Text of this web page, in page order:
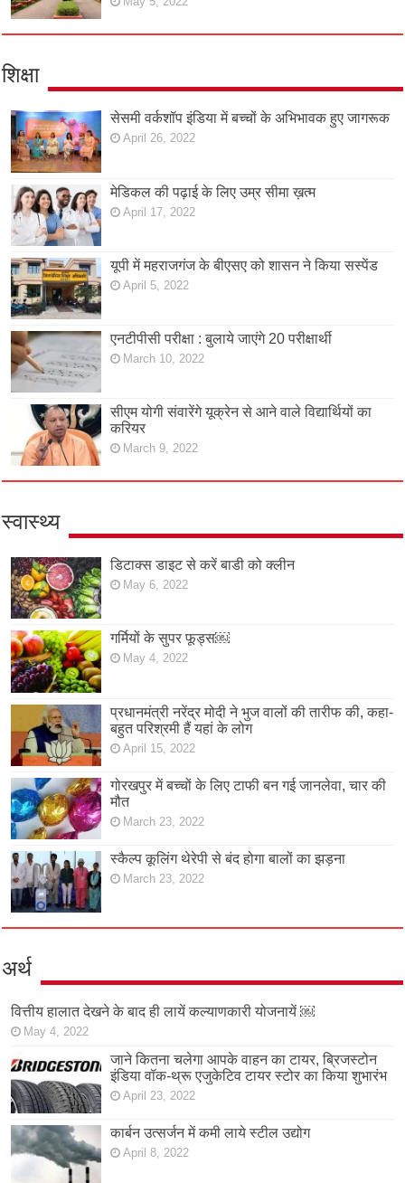
शिक्षा
सेसमी वर्कशॉप इंडिया में बच्चों के अभिभावक हुए जागरूक
April 26, 2022
मेडिकल की पढ़ाई के लिए उम्र सीमा ख़त्म
April 17, 2022
यूपी में महराजगंज के बीएसए को शासन ने किया सस्पेंड
April 5, 2022
एनटीपीसी परीक्षा : बुलाये जाएंगे 20 परीक्षार्थी
March 10, 2022
सीएम योगी संवारेंगे यूक्रेन से आने वाले विद्यार्थियों का
करियर
March 9, 2022
स्वास्थ्य
डिटाक्स डाइट से करें बाडी को क्लीन
May 6, 2022
गर्मियों के सुपर फूड्स￼
May 4, 2022
प्रधानमंत्री नरेंद्र मोदी ने भुज वालों की तारीफ की, कहा-
बहुत परिश्रमी हैं यहां के लोग
April 15, 2022
गोरखपुर में बच्चों के लिए टाफी बन गई जानलेवा, चार की
मौत
March 23, 2022
स्कैल्प कूलिंग थेरेपी से बंद होगा बालों का झड़ना
March 23, 2022
अर्थ
वित्तीय हालात देखने के बाद ही लायें कल्याणकारी योजनायें ￼
May 4, 2022
जाने कितना चलेगा आपके वाहन का टायर, ब्रिजस्टोन
इंडिया वॉक-थ्रू एजुकेटिव टायर स्टोर का किया शुभारंभ
April 23, 2022
कार्बन उत्सर्जन में कमी लाये स्टील उद्योग
April 8, 2022